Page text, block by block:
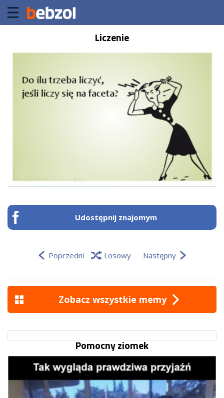
Liczenie
Udostępnij znajomym
Poprzedni Losowy Następny
Zobacz wszystkie memy
Pomocny ziomek